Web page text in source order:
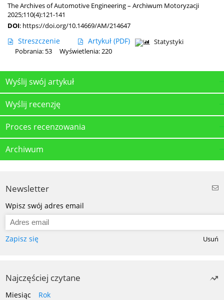
The Archives of Automotive Engineering – Archiwum Motoryzacji
2025;110(4):121-141
DOI: https://doi.org/10.14669/AM/214647
Streszczenie Artykuł (PDF)
Statystyki
Pobrania: 53
Wyświetlenia: 220
Wyślij swój artykuł
Wyślij recenzję
Proces recenzowania
Archiwum
Newsletter
Wpisz swój adres email
Zapisz się Usuń
Najczęściej czytane
Miesiąc
Rok